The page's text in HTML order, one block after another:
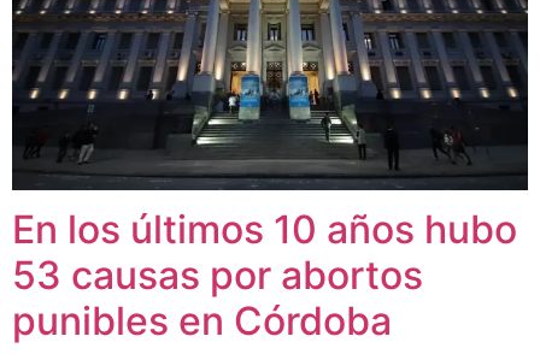
En los últimos 10 años hubo
53 causas por abortos
punibles en Córdoba